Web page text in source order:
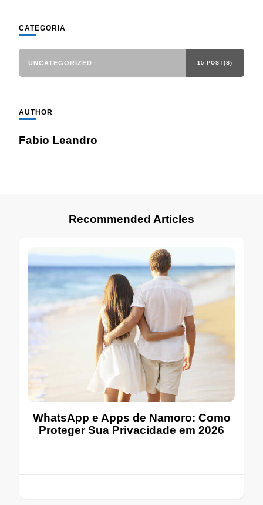
CATEGORIA
UNCATEGORIZED 15 POST(S)
AUTHOR
Fabio Leandro
Recommended Articles
WhatsApp e Apps de Namoro: Como
Proteger Sua Privacidade em 2026